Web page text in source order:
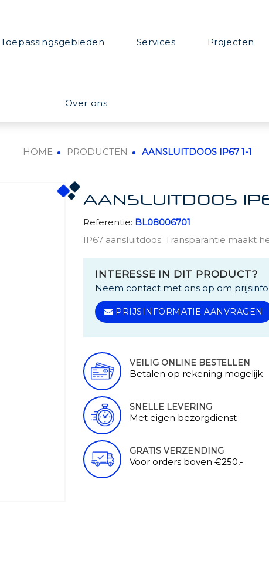
Toepassingsgebieden Services Projecten
Over ons
HOME PRODUCTEN AANSLUITDOOS IP67 1-1
AANSLUITDOOS
Referentie: BL08006701
IP67 aansluitdoos. Transparantie maakt
INTERESSE IN DIT PRODUCT?
Neem contact met ons op om
PRIJSINFORMATIE AANVRAGEN
VEILIG ONLINE BESTELLEN
Betalen op rekening mogelijk
SNELLE LEVERING
Met eigen bezorgdienst
GRATIS VERZENDING
Voor orders boven €250,-